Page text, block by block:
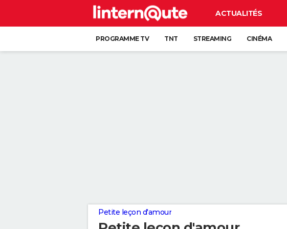
ACTUALITÉS
PROGRAMME TV TNT STREAMING CINÉMA
Petite leçon d'amour